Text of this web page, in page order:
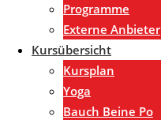
Programme
Externe Anbieter
Kursübersicht
Kursplan
Yoga
Bauch Beine Po